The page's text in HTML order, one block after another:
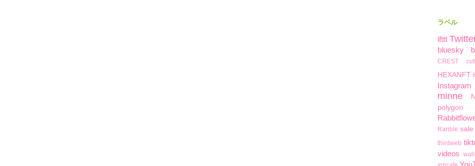
ラベル
ifttt
bluesky
CREST
HEXANFT
Instagram
minne
polygon
Rarible sale
thirdweb
videos